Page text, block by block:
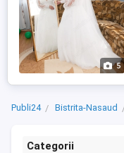
5
Publi24 Bistrita-Nasaud
Categorii